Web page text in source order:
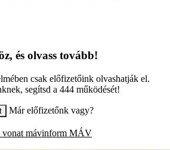
és olvass tovább!
csak előfizetőink olvashatják el.
segítsd a 444 működését!
Már előfizetőnk vagy?
vonat mávinform MÁV